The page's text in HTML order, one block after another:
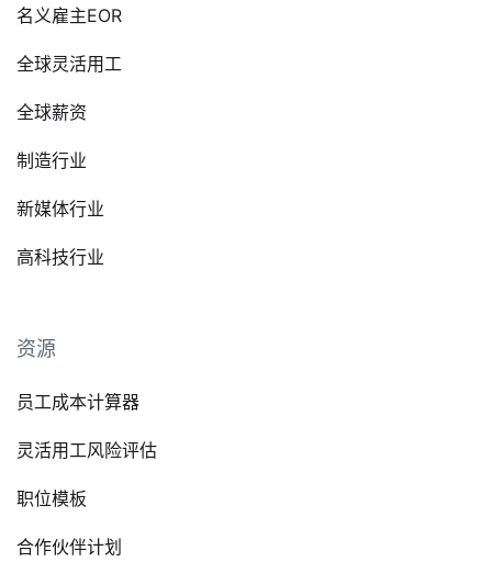
名义雇主EOR
全球灵活用工
全球薪资
制造行业
新媒体行业
高科技行业
资源
员工成本计算器
灵活用工风险评估
职位模板
合作伙伴计划